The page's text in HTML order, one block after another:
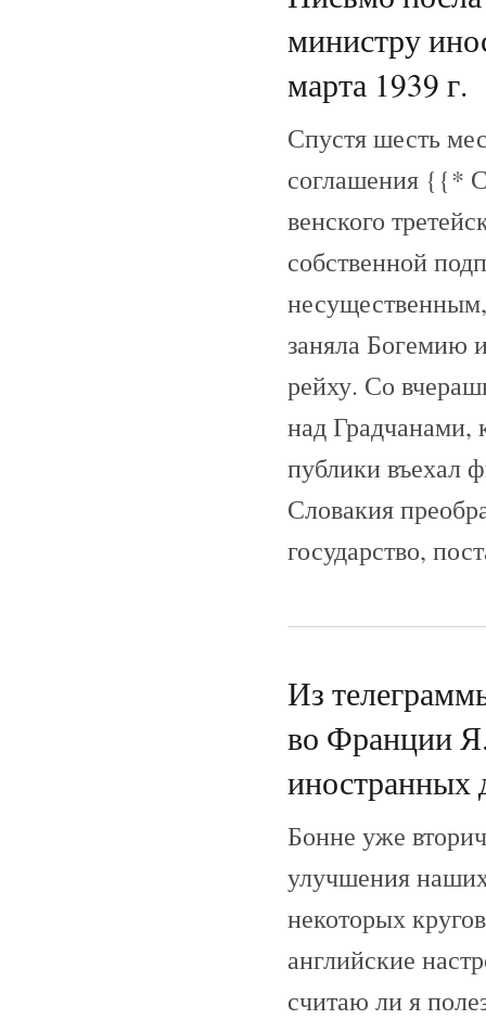
министру
марта 1939 г.
Спустя шесть
соглашения {{*
венского
собственной
заняла Богемию
рейху. Со
над Градчанами,
публики въехал
Словакия
государство,
Из
во Франции
иностранных
Бонне уже
улучшения
некоторых
английские
считаю ли я